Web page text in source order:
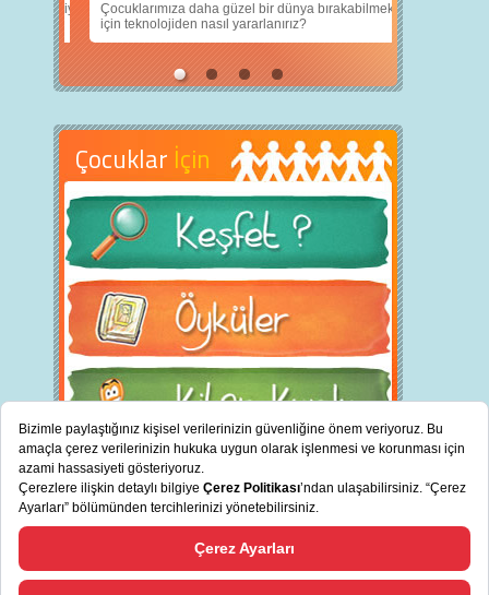
Çocuklarımıza daha güzel bir dünya bırakabilmek
için teknolojiden nasıl yararlanırız?
Çocuklar İçin